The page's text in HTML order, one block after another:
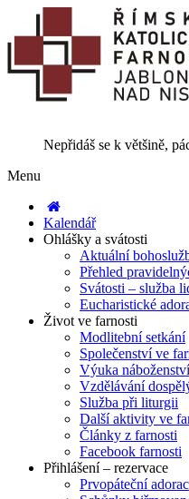
Nepřidáš se k většině,
Menu
Kalendář
Ohlášky a svátosti
Aktuální
Přehled
Svátosti – služba
Eucharistické
Život ve farnosti
Modlitební setkání
Společenství ve
Výuka náboženství
Vzdělávání
Služba při liturgii
Další aktivity ve
Články z farnosti
Facebook farnosti
Přihlášení – rezervace
Prvopáteční